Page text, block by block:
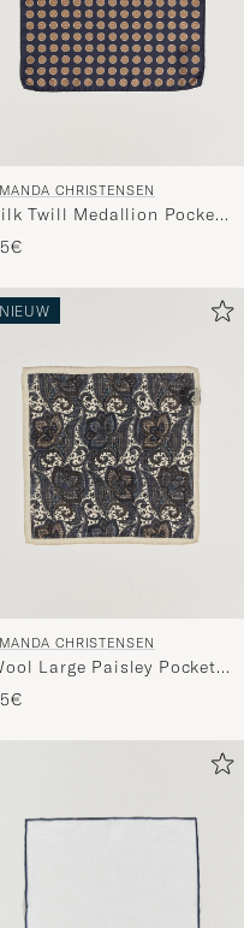
CHRISTENSEN
Twill Medallion Pocket
Navy
NIEUW
CHRISTENSEN
Large Paisley Pocket
Cream